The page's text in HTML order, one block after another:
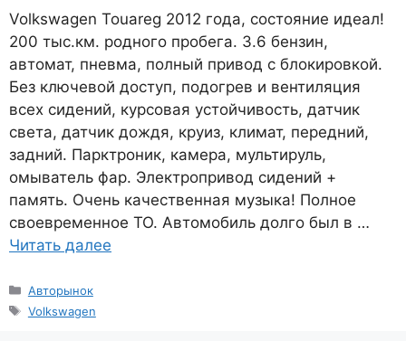
Volkswagen Touareg 2012 года, состояние идеал!
200 тыс.км. родного пробега. 3.6 бензин,
автомат, пневма, полный привод с блокировкой.
Без ключевой доступ, подогрев и вентиляция
всех сидений, курсовая устойчивость, датчик
света, датчик дождя, круиз, климат, передний,
задний. Парктроник, камера, мультируль,
омыватель фар. Электропривод сидений +
память. Очень качественная музыка! Полное
своевременное ТО. Автомобиль долго был в …
Читать далее
Рубрики
Авторынок
Метки
Volkswagen